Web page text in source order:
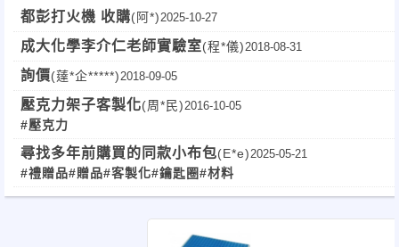
都彭打火機 收購(阿*) 2025-10-27
成大化學李介仁老師實驗室(程*儀) 2018-08-31
詢價(薘*企*****) 2018-09-05
壓克力架子客製化(周*民) 2016-10-05
#壓克力
尋找多年前購買的同款小布包(E*e) 2025-05-21
#禮贈品#贈品#客製化#鑰匙圈#材料